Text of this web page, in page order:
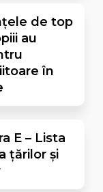
de top
au
în
E – Lista
țărilor și